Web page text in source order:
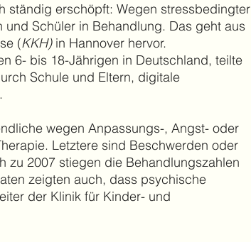
ständig erschöpft: Wegen stressbedingter
Schüler in Behandlung. Das geht aus
(KKH)in Hannover hervor.
6- bis 18-Jährigen in Deutschland, teilte
Schule und Eltern, digitale
wegen Anpassungs-, Angst- oder
Letztere sind Beschwerden oder
zu 2007 stiegen die Behandlungszahlen
zeigten auch, dass psychische
der Klinik für Kinder- und